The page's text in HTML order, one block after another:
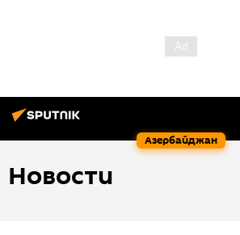
Азербайджан
Новости